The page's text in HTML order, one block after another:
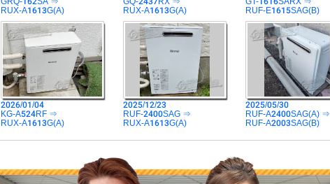
RUX-A1613G(A)
RUX-A1613G(A)
RUF-E1615SAG(B)
2026/01/04
KG-A524RF ⇒
RUX-A1613G(A)
2025/12/23
RUF-2400SAG ⇒
RUX-A1613G(A)
2025/05/30
RUF-A2400SAG(A) ⇒
RUF-A2003SAG(B)